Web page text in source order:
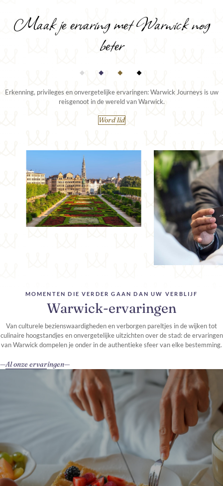
Maak je ervaring met Warwick nog
beter
Erkenning, privileges en onvergetelijke ervaringen: Warwick Journeys is uw
reisgenoot in de wereld van Warwick.
Word lid
MOMENTEN DIE VERDER GAAN DAN UW VERBLIJF
Warwick-ervaringen
Van culturele bezienswaardigheden en verborgen pareltjes in de wijken tot
culinaire hoogstandjes en onvergetelijke uitzichten over de stad: de ervaringen
van Warwick dompelen je onder in de authentieke sfeer van elke bestemming.
Al onze ervaringen